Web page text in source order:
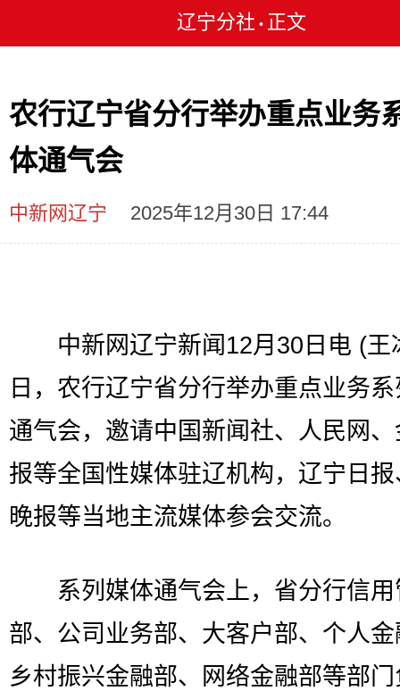
辽宁分社 • 正文
农行辽宁省分行举办重点业务
体通气会
中新网辽宁 2025年12月30日 17:44
中新网辽宁新闻12月30日电 (王
日，农行辽宁省分行举办重点业务
通气会，邀请中国新闻社、人民网
报等全国性媒体驻辽机构，辽宁日
晚报等当地主流媒体参会交流。
系列媒体通气会上，省分行信用
部、公司业务部、大客户部、个人
乡村振兴金融部、网络金融部等部